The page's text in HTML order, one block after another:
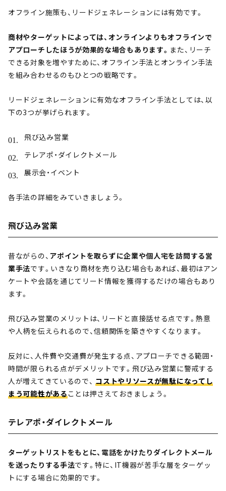
オフライン施策も、リードジェネレーションには有効です。
商材やターゲットによっては、オンラインよりもオフラインで
アプローチしたほうが効果的な場合もあります。 また、リーチ
できる対象を増やすために、オフライン手法とオンライン手法
を組み合わせるのもひとつの戦略です。
リードジェネレーションに有効なオフライン手法としては、以
下の3つが挙げられます。
飛び込み営業
テレアポ・ダイレクトメール
展示会・イベント
各手法の詳細をみていきましょう。
飛び込み営業
昔ながらの、 アポイントを取らずに企業や個人宅を訪問する営
業手法です。いきなり商材を売り込む場合もあれば、最初はアン
ケートや会話を通じてリード情報を獲得するだけの場合もあり
ます。
飛び込み営業のメリットは、リードと直接話せる点です。熱意
や人柄を伝えられるので、信頼関係を築きやすくなります。
反対に、人件費や交通費が発生する点、アプローチできる範囲・
時間が限られる点がデメリットです。飛び込み営業に警戒する
人が増えてきているので、コストやリソースが無駄になってし
まう可能性があることは押さえておきましょう。
テレアポ・ダイレクトメール
ターゲットリストをもとに、電話をかけたりダイレクトメール
を送ったりする手法です。特に、IT機器が苦手な層をターゲッ
トにする場合に効果的です。